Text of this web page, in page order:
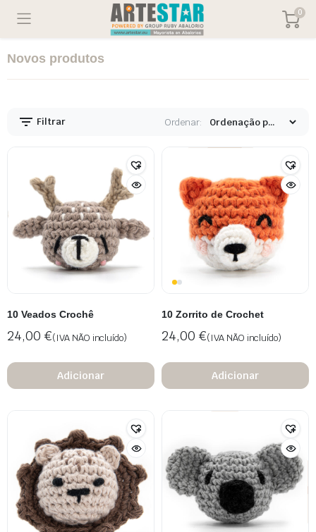
0
Novos produtos
Filtrar Ordenar:
10 Veados Crochê
24,00 €(IVA NÃO incluído)
Adicionar
10 Zorrito de Crochet
24,00 €(IVA NÃO incluído)
Adicionar